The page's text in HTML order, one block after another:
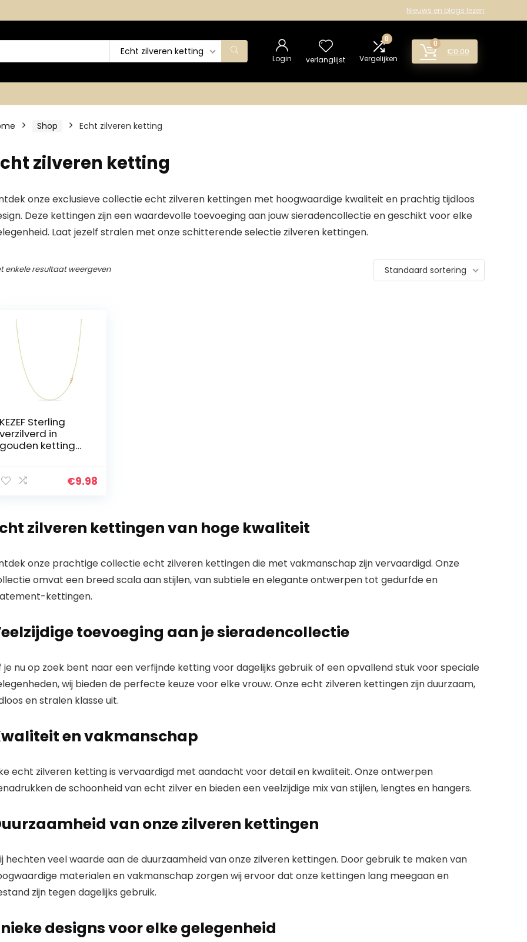
Nieuws en blogs lezen
Echt zilveren ketting
Login verlanglijst
0
Vergelijken
0
€0.00
Shop Echt zilveren ketting
zilveren ketting
onze exclusieve collectie echt zilveren kettingen met hoogwaardige kwaliteit en prachtig tijdloos
Deze kettingen zijn een waardevolle toevoeging aan jouw sieradencollectie en geschikt voor elke
Laat jezelf stralen met onze schitterende selectie zilveren kettingen.
enkele resultaat weergeven Standaard sortering
KEZEF Sterling
verzilverd in
gouden ketting
ketting | 1,3 mm
voor vrouwen |
geweldig voor
hangers | 14
€9.98
zilveren kettingen van hoge kwaliteit
onze prachtige collectie echt zilveren kettingen die met vakmanschap zijn vervaardigd. Onze
omvat een breed scala aan stijlen, van subtiele en elegante ontwerpen tot gedurfde en
kettingen.
toevoeging aan je sieradencollectie
je nu op zoek bent naar een verfijnde ketting voor dagelijks gebruik of een opvallend stuk voor speciale
wij bieden de perfecte keuze voor elke vrouw. Onze echt zilveren kettingen zijn duurzaam,
en stralen klasse uit.
en vakmanschap
echt zilveren ketting is vervaardigd met aandacht voor detail en kwaliteit. Onze ontwerpen
de schoonheid van echt zilver en bieden een veelzijdige mix van stijlen, lengtes en hangers.
van onze zilveren kettingen
hechten veel waarde aan de duurzaamheid van onze zilveren kettingen. Door gebruik te maken van
materialen en vakmanschap zorgen wij ervoor dat onze kettingen lang meegaan en
zijn tegen dagelijks gebruik.
designs voor elke gelegenheid